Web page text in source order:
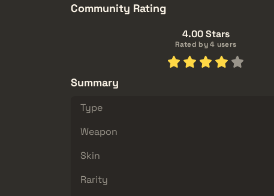
Community Rating
4.00 Stars
Rated by 4 users
Summary
Type
Weapon
Skin
Rarity